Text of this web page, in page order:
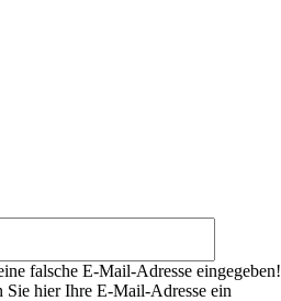
falsche E-Mail-Adresse eingegeben!
Sie hier Ihre E-Mail-Adresse ein